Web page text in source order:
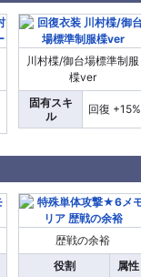
川村楪/御台場標準制服
楪ver
固有スキ
ル
回復 +15%
歴戦の余裕
役割
属性